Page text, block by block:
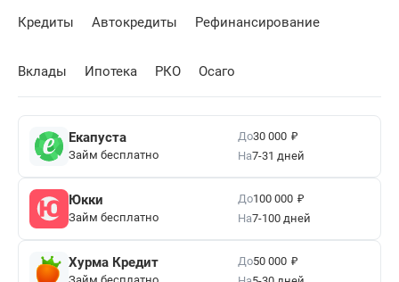
Кредиты Автокредиты Рефинансирование
Вклады Ипотека РКО Осаго
Екапуста
Займ бесплатно
До30 000 ₽
На7-31 дней
Юкки
Займ бесплатно
До100 000 ₽
На7-100 дней
Хурма Кредит До50 000 ₽